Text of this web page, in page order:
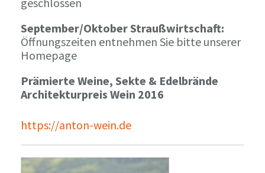
September/Oktober Straußwirtschaft:
Öffnungszeiten entnehmen Sie bitte unserer
Homepage
Prämierte Weine, Sekte & Edelbrände
Architekturpreis Wein 2016
https://anton-wein.de